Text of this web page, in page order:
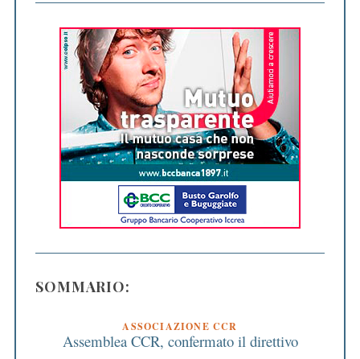
SOMMARIO:
ASSOCIAZIONE CCR
Assemblea CCR, confermato il direttivo